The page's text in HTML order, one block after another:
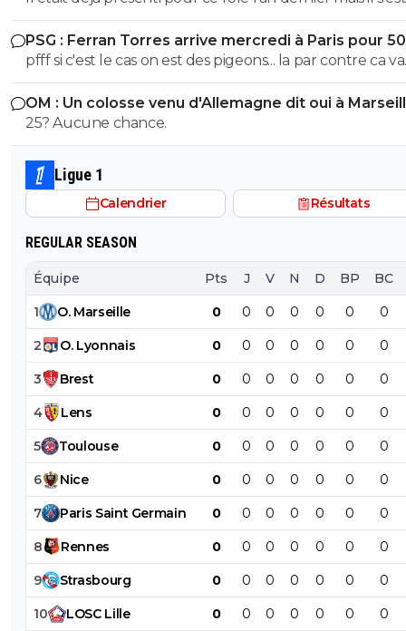
l'épaule en juin 2025 avec l'EDF et ça a pourri sa 1ere
de saison. Espérons que ça colle cette fois ci
PSG : Ferran Torres arrive mercredi à Paris pour
pfff si c'est le cas on est des pigeons... la par contre ca va
choquer personne ? On galere a mettre 10M de plus sur
Godts tout le monde m'explique "gneuh gneuh c'est
normal on veut pas surpayer" alors qu'on joue les
10M pres. Mais un mec remplacant au Barca dans la derniere
année de son contrat et qui a flop a city, mettre 50M
eux ils otn eu Adeymi pour 29M on va vouloir me faire
la pillule que c'est bien ? et allez vous faire foutre C'est
Kroupi Jr qu'il fallait putain !
OM : Un colosse venu d'Allemagne dit oui à
25? Aucune chance.
Ligue 1
Calendrier Résultats
REGULAR SEASON
Équipe Pts J V N D BP BC
1 O. Marseille 0 0 0 0 0 0 0
2 O. Lyonnais 0 0 0 0 0 0 0
3 Brest 0 0 0 0 0 0 0
4 Lens 0 0 0 0 0 0 0
5 Toulouse 0 0 0 0 0 0 0
6 Nice 0 0 0 0 0 0 0
7 Paris Saint Germain 0 0 0 0 0 0 0
8 Rennes 0 0 0 0 0 0 0
9 Strasbourg 0 0 0 0 0 0 0
10 LOSC Lille 0 0 0 0 0 0 0